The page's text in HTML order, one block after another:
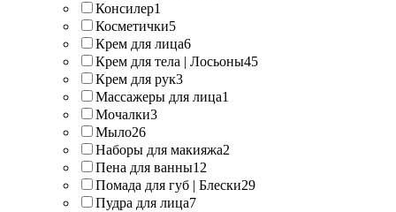
Консилер1
Косметички5
Крем для лица6
Крем для тела | Лосьоны45
Крем для рук3
Массажеры для лица1
Мочалки3
Мыло26
Наборы для макияжа2
Пена для ванны12
Помада для губ | Блески29
Пудра для лица7